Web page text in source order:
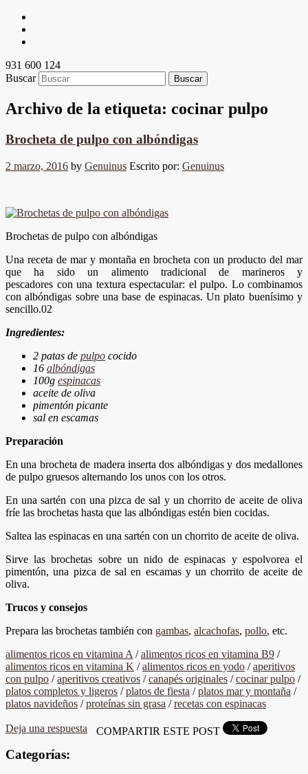
931 600 124
Buscar
Archivo de la etiqueta: cocinar pulpo
Brocheta de pulpo con albóndigas
2 marzo, 2016 by Genuinus Escrito por: Genuinus
Brochetas de pulpo con albóndigas
Una receta de mar y montaña en brocheta con un producto del mar
que ha sido un alimento tradicional de marineros y
pescadores con una textura espectacular: el pulpo. Lo combinamos
con albóndigas sobre una base de espinacas. Un plato buenísimo y
sencillo.02
Ingredientes:
2 patas de pulpo cocido
16 albóndigas
100g espinacas
aceite de oliva
pimentón picante
sal en escamas
Preparación
En una brocheta de madera inserta dos albóndigas y dos medallones
de pulpo gruesos alternando los unos con los otros.
En una sartén con una pizca de sal y un chorrito de aceite de oliva
fríe las brochetas hasta que las albóndigas estén bien cocidas.
Saltea las espinacas en una sartén con un chorrito de aceite de oliva.
Sirve las brochetas sobre un nido de espinacas y espolvorea el
pimentón, una pizca de sal en escamas y un chorrito de aceite de
oliva.
Trucos y consejos
Prepara las brochetas también con gambas, alcachofas, pollo, etc.
alimentos ricos en vitamina A /alimentos ricos en vitamina B9 /
alimentos ricos en vitamina K /alimentos ricos en yodo /aperitivos
con pulpo /aperitivos creativos /canapés originales /cocinar pulpo /
platos completos y ligeros /platos de fiesta /platos mar y montaña /
platos navideños /proteínas sin grasa /recetas con espinacas
Deja una respuesta COMPARTIR ESTE POST
Categorías: